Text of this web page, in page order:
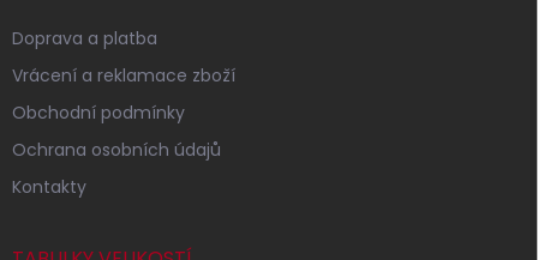
Doprava a platba
Vrácení a reklamace zboží
Obchodní podmínky
Ochrana osobních údajů
Kontakty